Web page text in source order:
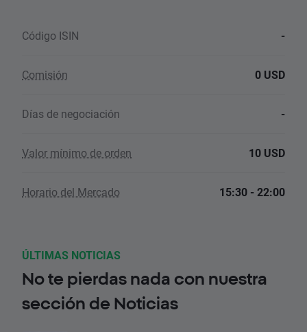
Código ISIN -
Comisión 0 USD
Días de negociación -
Valor mínimo de orden 10 USD
Horario del Mercado 15:30 - 22:00
ÚLTIMAS NOTICIAS
No te pierdas nada con nuestra
sección de Noticias